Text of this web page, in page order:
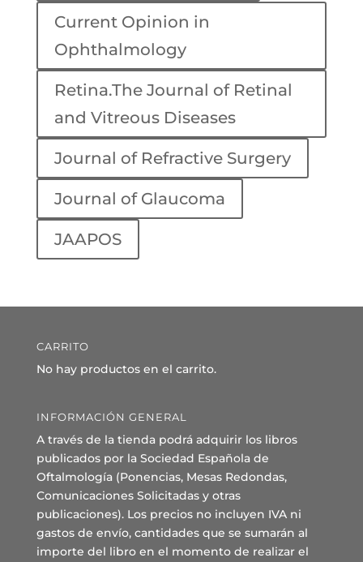
Current Opinion in
Ophthalmology
Retina.The Journal of Retinal
and Vitreous Diseases
Journal of Refractive Surgery
Journal of Glaucoma
JAAPOS
CARRITO
No hay productos en el carrito.
INFORMACIÓN GENERAL
A través de la tienda podrá adquirir los libros
publicados por la Sociedad Española de
Oftalmología (Ponencias, Mesas Redondas,
Comunicaciones Solicitadas y otras
publicaciones). Los precios no incluyen IVA ni
gastos de envío, cantidades que se sumarán al
importe del libro en el momento de realizar el